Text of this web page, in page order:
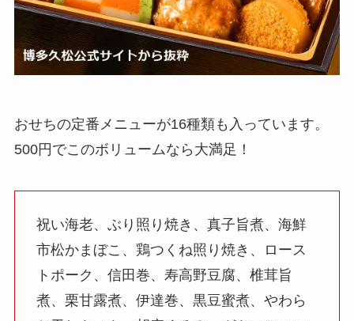
おせちの定番メニューが16種類も入っています。
500円でこのボリュームなら大満足！
祝い海老、ぶり照り焼き、真子旨煮、海鮮
市松かまぼこ、鶏つくね照り焼き、ロース
トポーク、信田巻、寿高野豆腐、椎茸旨
煮、栗甘露煮、伊達巻、黒豆蜜煮、やわら